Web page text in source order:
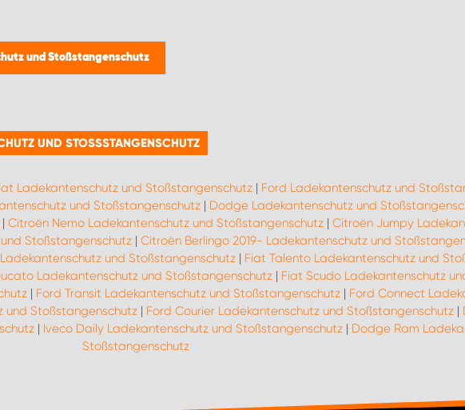
und Stoßstangenschutz
UND STOSSSTANGENSCHUTZ
Ladekantenschutz und Stoßstangenschutz | Ford Ladekantenschutz und
und Stoßstangenschutz| Dodge Ladekantenschutz und
Citroën Nemo Ladekantenschutz und Stoßstangenschutz| Citroën Jumpy
Stoßstangenschutz | Citroën Berlingo 2019- Ladekantenschutz und
und Stoßstangenschutz | Fiat Talento Ladekantenschutz und
Ladekantenschutz und Stoßstangenschutz | Fiat Scudo Ladekantenschutz
| Ford Transit Ladekantenschutz und Stoßstangenschutz| Ford Connect
und Stoßstangenschutz | Ford Courier Ladekantenschutz und Stoßstangenschutz |
| Iveco Daily Ladekantenschutz und Stoßstangenschutz| Dodge Ram
Stoßstangenschutz